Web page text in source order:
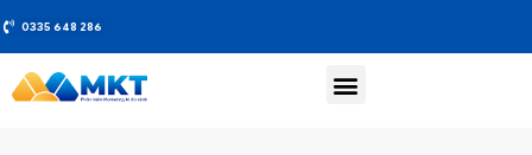
0335 648 286